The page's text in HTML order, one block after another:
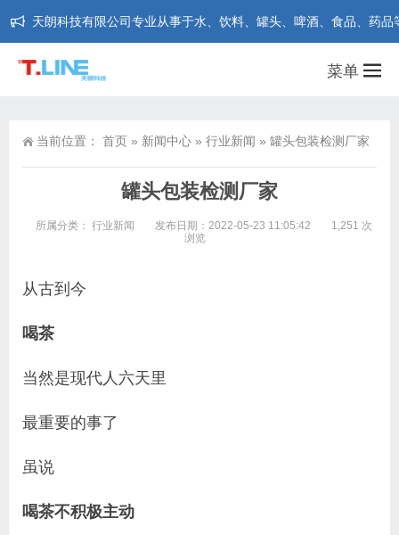
天朗科技有限公司专业从事于水、饮料、罐头、啤酒、食品、药品等
菜单
当前位置： 首页 » 新闻中心 » 行业新闻 » 罐头包装检测厂家
罐头包装检测厂家
所属分类： 行业新闻 发布日期：2022-05-23 11:05:42
1,251 次
浏览
从古到今
喝茶
当然是现代人六天里
最重要的事了
虽说
喝茶不积极主动